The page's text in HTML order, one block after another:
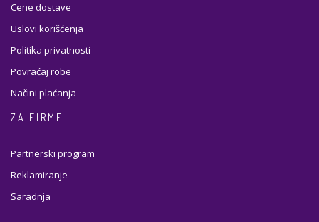
Cene dostave
Uslovi korišćenja
Politika privatnosti
Povraćaj robe
Načini plaćanja
ZA FIRME
Partnerski program
Reklamiranje
Saradnja